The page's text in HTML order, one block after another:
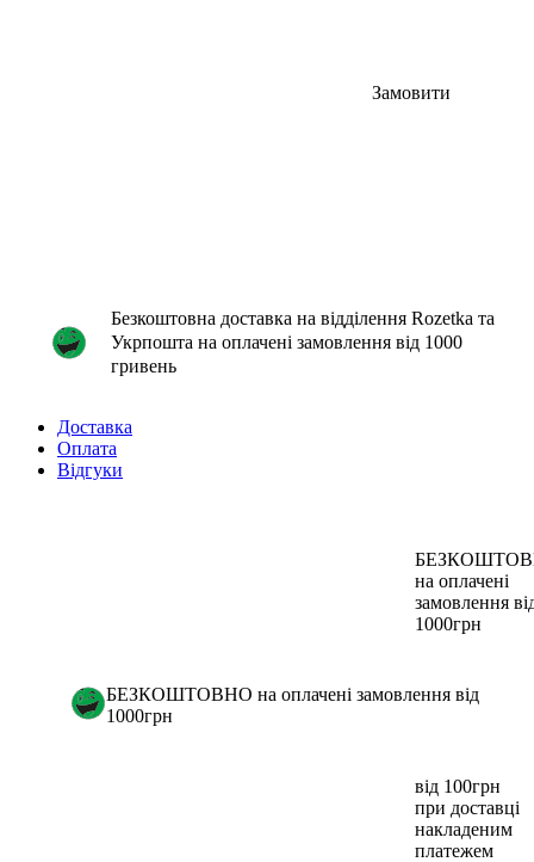
Замовити
Безкоштовна доставка на відділення Rozetka та
Укрпошта на оплачені замовлення від 1000
гривень
Доставка
Оплата
Відгуки
на оплачені
замовлення
1000грн
БЕЗКОШТОВНО на оплачені замовлення від
1000грн
від 100грн
при доставці
накладеним
платежем